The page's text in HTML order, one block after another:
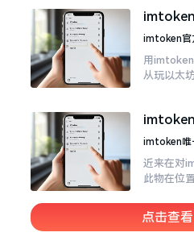
睹过非常
老玩家
imtoken官
用
从玩以太
把手教
imtoken唯
近来在对
此物在位
障情况,致
的模样
点击查